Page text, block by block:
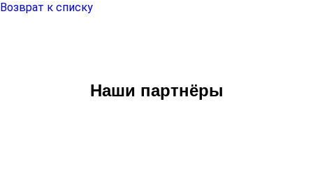
Возврат к списку
Наши партнёры